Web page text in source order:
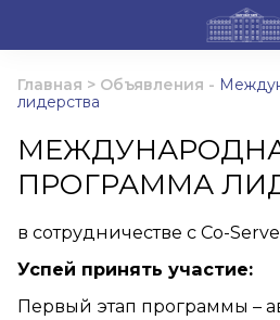
Главная > Объявления -
лидерства
ПРОГРАММА
в сотрудничестве с Co-
Успей принять участие:
Первый этап программы –